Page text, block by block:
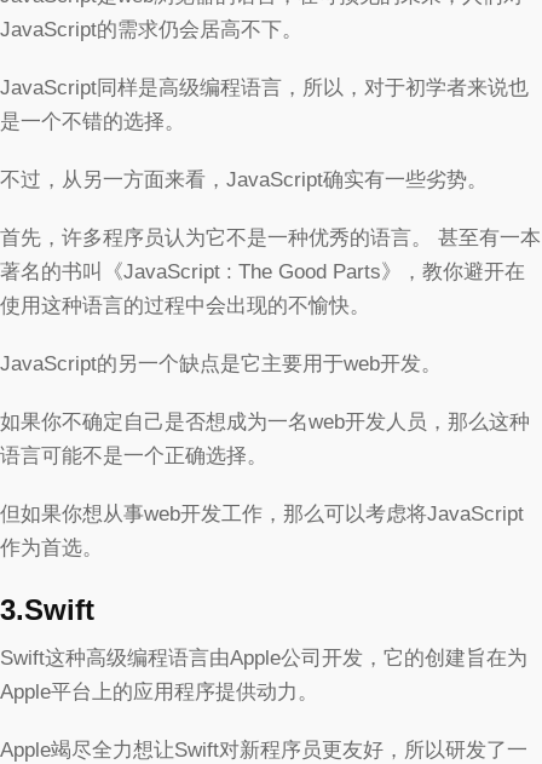
JavaScript的需求仍会居高不下。
JavaScript同样是高级编程语言，所以，对于初学者来说也
是一个不错的选择。
不过，从另一方面来看，JavaScript确实有一些劣势。
首先，许多程序员认为它不是一种优秀的语言。 甚至有一本
著名的书叫《JavaScript : The Good Parts》，教你避开在
使用这种语言的过程中会出现的不愉快。
JavaScript的另一个缺点是它主要用于web开发。
如果你不确定自己是否想成为一名web开发人员，那么这种
语言可能不是一个正确选择。
但如果你想从事web开发工作，那么可以考虑将JavaScript
作为首选。
3.Swift
Swift这种高级编程语言由Apple公司开发，它的创建旨在为
Apple平台上的应用程序提供动力。
Apple竭尽全力想让Swift对新程序员更友好，所以研发了一